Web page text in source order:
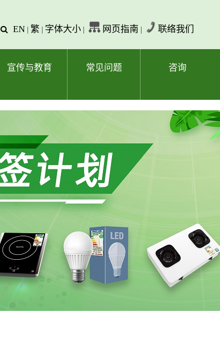
查
字
EN | 繁 | 字体大小 | 网页指南 | 联络我们
宣传与教育 常见问题 咨询